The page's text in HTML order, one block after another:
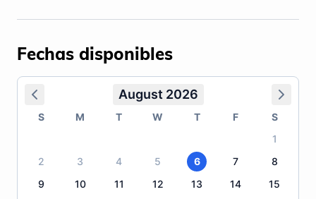
Fechas disponibles
August 2026
S M T W T F
S
1
2
3 4 5 6 7
8
9
10 11 12 13 14
15